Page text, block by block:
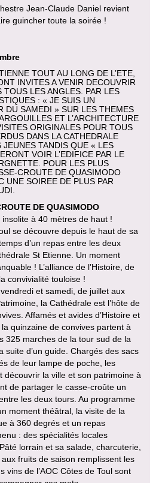
Jean-Claude Daniel revient
guincher toute la soirée !
TOUT AU LONG DE L’ETE,
INVITES A VENIR DECOUVRIR
TOUS LES ANGLES. PAR LES
: « JE SUIS UN
DU SAMEDI » SUR LES THEMES
ET L’ARCHITECTURE
ORIGINALES POUR TOUS
DANS LA CATHEDRALE
TANDIS QUE « LES
VOIR L’EDIFICE PAR LE
POUR LES PLUS
CROUTE DE QUASIMODO
UNE SOIREE DE PLUS PAR
DE QUASIMODO
à 40 mètres de haut !
se découvre depuis le haut de sa
d’un repas entre les deux
St Etienne. Un moment
! L’alliance de l’Histoire, de
convivialité touloise !
et samedi, de juillet aux
la Cathédrale est l’hôte de
Affamés et avides d’Histoire et
quinzaine de convives partent à
325 marches de la tour sud de la
suite d’un guide. Chargés des sacs
de leur lampe de poche, les
découvrir la ville et son patrimoine à
de partager le casse-croûte un
les deux tours. Au programme
moment théâtral, la visite de la
à 360 degrés et un repas
: des spécialités locales
lorrain et sa salade, charcuterie,
fruits de saison remplissent les
vins de l’AOC Côtes de Toul sont